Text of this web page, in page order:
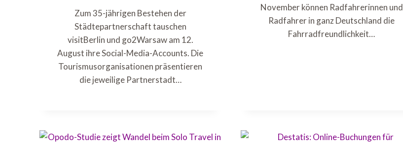
Zum 35-jährigen Bestehen der
Städtepartnerschaft tauschen
visitBerlin und go2Warsaw am 12.
August ihre Social-Media-Accounts. Die
Tourismusorganisationen präsentieren
die jeweilige Partnerstadt…
November können Radfahrerinnen und
Radfahrer in ganz Deutschland die
Fahrradfreundlichkeit…